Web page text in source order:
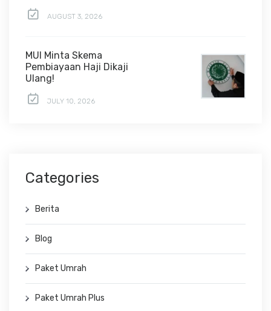
AUGUST 3, 2026
MUI Minta Skema
Pembiayaan Haji Dikaji
Ulang!
JULY 10, 2026
Categories
Berita
Blog
Paket Umrah
Paket Umrah Plus